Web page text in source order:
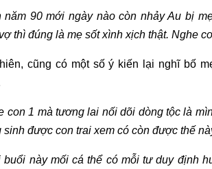
năm 90 mới ngày nào còn nhảy Au bị
thì đúng là mẹ sốt xình xịch thật. Nghe
cũng có một số ý kiến lại nghĩ bố
con 1 mà tương lai nối dõi dòng tộc là
sinh được con trai xem có còn được thế
buổi này mối cá thể có mỗi tư duy định